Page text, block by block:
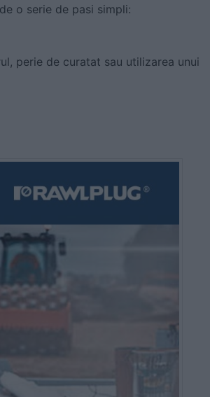
o serie de pasi simpli:
perie de curatat sau utilizarea unui